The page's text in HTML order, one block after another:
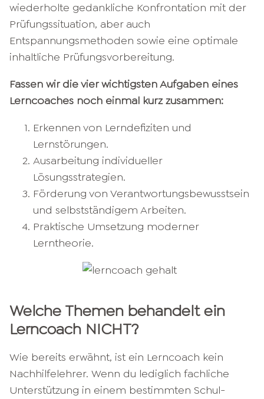
wiederholte gedankliche Konfrontation mit der
Prüfungssituation, aber auch
Entspannungsmethoden sowie eine optimale
inhaltliche Prüfungsvorbereitung.
Fassen wir die vier wichtigsten Aufgaben eines
Lerncoaches noch einmal kurz zusammen:
Erkennen von Lerndefiziten und
Lernstörungen.
Ausarbeitung individueller
Lösungsstrategien.
Förderung von Verantwortungsbewusstsein
und selbstständigem Arbeiten.
Praktische Umsetzung moderner
Lerntheorie.
Welche Themen behandelt ein
Lerncoach NICHT?
Wie bereits erwähnt, ist ein Lerncoach kein
Nachhilfelehrer. Wenn du lediglich fachliche
Unterstützung in einem bestimmten Schul-